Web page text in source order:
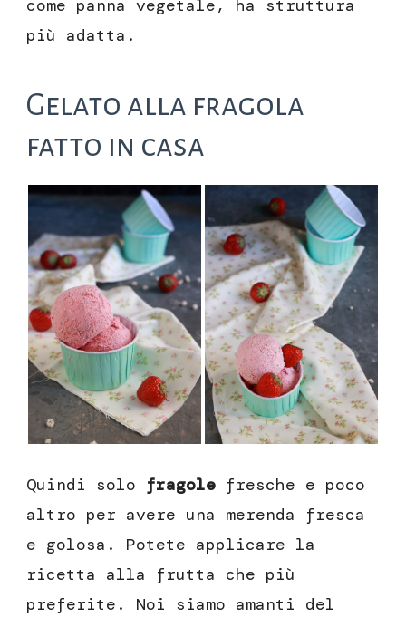
come panna vegetale, ha struttura
più adatta.
Gelato alla fragola
fatto in casa
Quindi solo fragole fresche e poco
altro per avere una merenda fresca
e golosa. Potete applicare la
ricetta alla frutta che più
preferite. Noi siamo amanti del